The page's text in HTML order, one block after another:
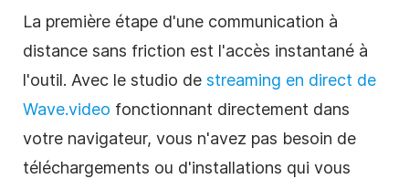
La première étape d'une communication à
distance sans friction est l'accès instantané à
l'outil. Avec le studio de streaming en direct de
Wave.video fonctionnant directement dans
votre navigateur, vous n'avez pas besoin de
téléchargements ou d'installations qui vous